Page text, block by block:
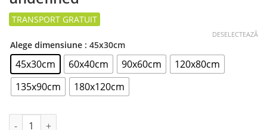
Alege dimensiune : 45x30cm
45x30cm 60x40cm 90x60cm
120x80cm
135x90cm
180x120cm
DESELECTEAZĂ
Cantitate Tablou BLUE HEXAGONS